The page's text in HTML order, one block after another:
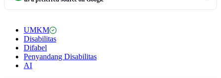
UMKM
Disabilitas
Difabel
Penyandang Disabilitas
AI